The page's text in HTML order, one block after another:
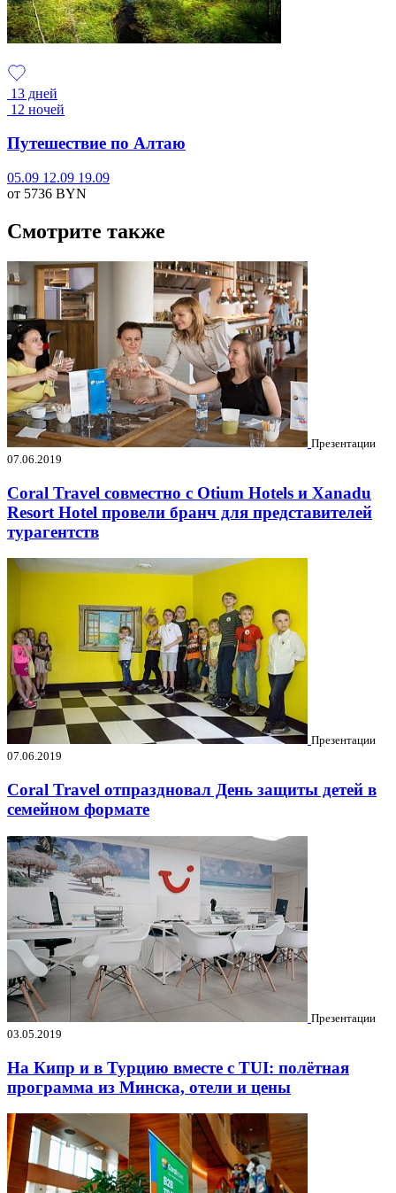
13 дней
12 ночей
Путешествие по Алтаю
05.09 12.09 19.09
от 5736 BYN
Смотрите также
Презентации
07.06.2019
Coral Travel совместно с Otium Hotels и Xanadu
Resort Hotel провели бранч для представителей
турагентств
Презентации
07.06.2019
Coral Travel отпраздновал День защиты детей в
семейном формате
Презентации
03.05.2019
На Кипр и в Турцию вместе с TUI: полётная
программа из Минска, отели и цены